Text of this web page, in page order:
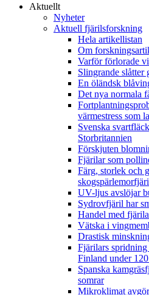
Aktuellt
Nyheter
Aktuell fjärilsforskning
Hela artikellistan
Om
Varför förlorade
Slingrande slåtter
En öländsk
Det nya normala
värmestress som
Svenska
Storbritannien
Förskjuten
Fjärilar som
Färg, storlek och
UV-ljus avslöjar
Sydrovfjäril har
Handel med
Vätska i
Drastisk
Fjärilars
Finland under
Spanska
somrar
Mikroklimat